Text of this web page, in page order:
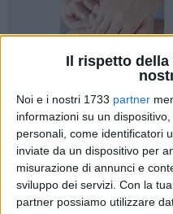
Il rispetto della
Noi e i nostri 1733 partner
informazioni su un
personali, come identificatori
inviate da un dispositivo per
misurazione di annunci e
sviluppo dei servizi. Con la
partner possiamo utilizzare